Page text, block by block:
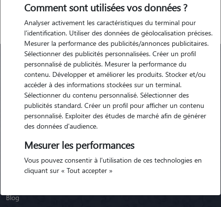
Animaute
Garde Chien
Garde Chat
Garde Animaux
Garde Nac
Blog
Comment sont utilisées vos données ?
Analyser activement les caractéristiques du terminal pour
l'identification. Utiliser des données de géolocalisation précises.
Mesurer la performance des publicités/annonces publicitaires.
Sélectionner des publicités personnalisées. Créer un profil
personnalisé de publicités. Mesurer la performance du
contenu. Développer et améliorer les produits. Stocker et/ou
accéder à des informations stockées sur un terminal.
Sélectionner du contenu personnalisé. Sélectionner des
publicités standard. Créer un profil pour afficher un contenu
personnalisé. Exploiter des études de marché afin de générer
des données d'audience.
Mesurer les performances
Vous pouvez consentir à l'utilisation de ces technologies en
cliquant sur « Tout accepter »